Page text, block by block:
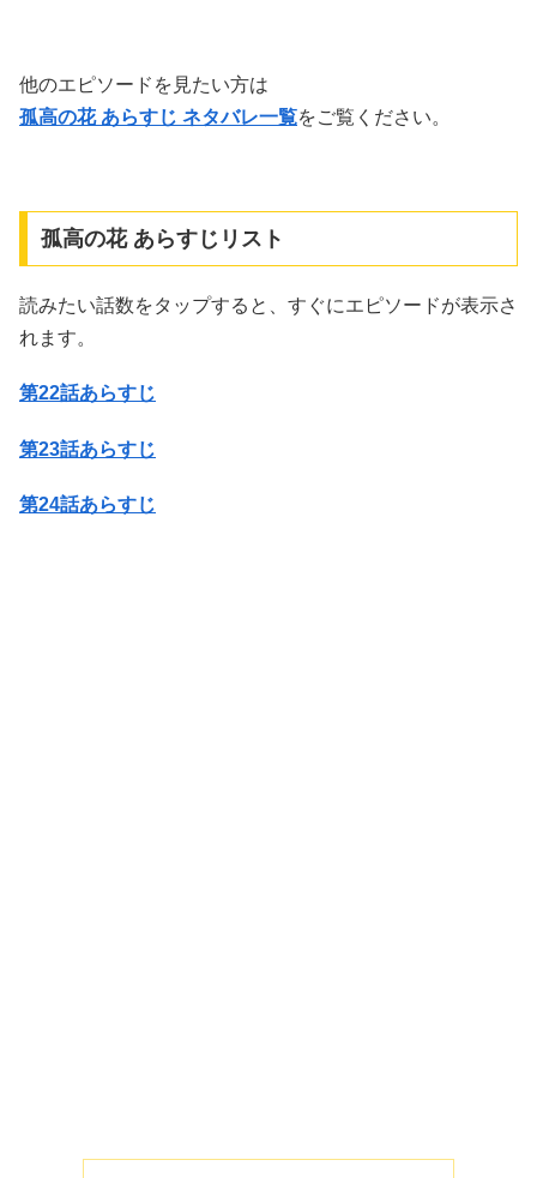
他のエピソードを見たい方は
孤高の花 あらすじ ネタバレ一覧をご覧ください。
孤高の花 あらすじリスト
読みたい話数をタップすると、すぐにエピソードが表示さ
れます。
第22話あらすじ
第23話あらすじ
第24話あらすじ